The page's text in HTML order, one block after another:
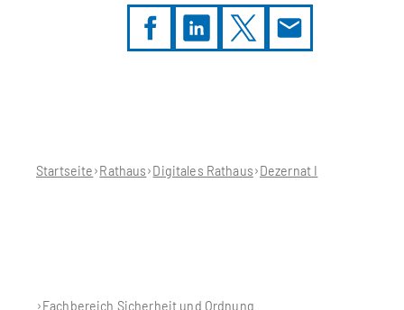
hier:Startseite Rathaus Digitales Rathaus Dezernat I
Fachbereich Sicherheit und Ordnung